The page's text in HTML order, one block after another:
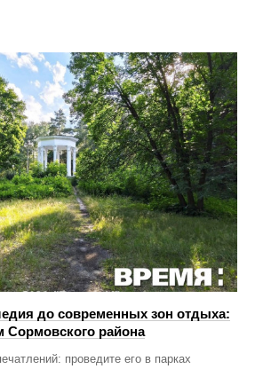
до современных зон отдыха:
Сормовского района
проведите его в парках